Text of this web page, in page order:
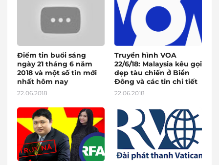
Điểm tin buổi sáng
ngày 21 tháng 6 năm
2018 và một số tin mới
nhất hôm nay
22.06.2018
Truyền hình VOA
22/6/18: Malaysia kêu gọi
dẹp tàu chiến ở Biển
Đông và các tin chi tiết
22.06.2018